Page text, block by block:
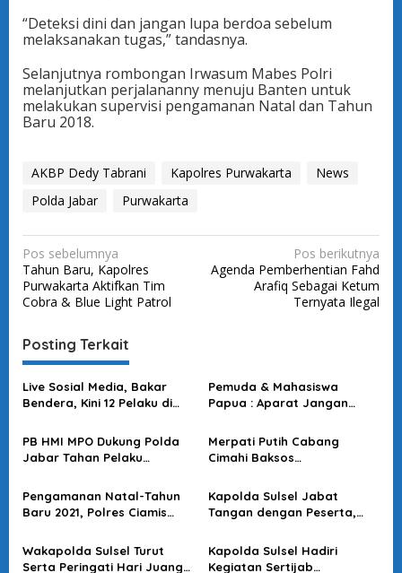
“Deteksi dini dan jangan lupa berdoa sebelum
melaksanakan tugas,” tandasnya.
Selanjutnya rombongan Irwasum Mabes Polri
melanjutkan perjalananny menuju Banten untuk
melakukan supervisi pengamanan Natal dan Tahun
Baru 2018.
AKBP Dedy Tabrani Kapolres Purwakarta
News
Polda Jabar
Purwakarta
N
a
v
g
a
s
p
s
Pos sebelumnya
Tahun Baru, Kapolres
Purwakarta Aktifkan Tim
Cobra & Blue Light Patrol
Pos berikutnya
Agenda Pemberhentian Fahd
Arafiq Sebagai Ketum
Ternyata Ilegal
Posting Terkait
Live Sosial Media, Bakar
Bendera, Kini 12 Pelaku di
Pemuda & Mahasiswa
Papua : Aparat Jangan
Bersama Wujudkan Tanah
Papua Damai
PB HMI MPO Dukung Polda
Jabar Tahan Pelaku
Kebencian
Merpati Putih Cabang
Cimahi Baksos
dan Terbuka Untuk Publik
Pengamanan Natal-Tahun
Baru 2021, Polres Ciamis
Gabungan
Kapolda Sulsel Jabat
Tangan dengan Peserta,
Wakapolda Sulsel Turut
Serta Peringati Hari Juang
Kapolda Sulsel Hadiri
Kegiatan Sertijab